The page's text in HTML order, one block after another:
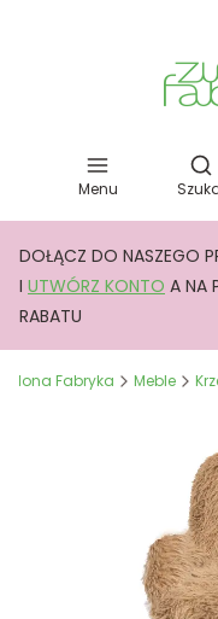
Menu
DOŁĄCZ DO NASZEGO
I UTWÓRZ KONTO A NA
RABATU
Fabryka Meble